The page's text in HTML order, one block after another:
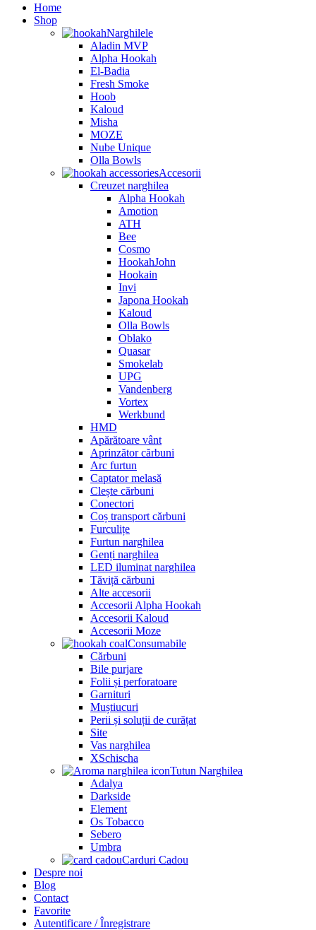
Home
Shop
Narghilele
Aladin MVP
Alpha Hookah
El-Badia
Fresh Smoke
Hoob
Kaloud
Misha
MOZE
Nube Unique
Olla Bowls
Accesorii
Creuzet narghilea
Alpha Hookah
Amotion
ATH
Bee
Cosmo
HookahJohn
Hookain
Invi
Japona Hookah
Kaloud
Olla Bowls
Oblako
Quasar
Smokelab
UPG
Vandenberg
Vortex
Werkbund
HMD
Apărătoare vânt
Aprinzător cărbuni
Arc furtun
Captator melasă
Clește cărbuni
Conectori
Coș transport cărbuni
Furculițe
Furtun narghilea
Genți narghilea
LED iluminat narghilea
Tăviță cărbuni
Alte accesorii
Accesorii Alpha Hookah
Accesorii Kaloud
Accesorii Moze
Consumabile
Cărbuni
Bile purjare
Folii și perforatoare
Garnituri
Muștiucuri
Perii și soluții de curățat
Site
Vas narghilea
XSchischa
Tutun Narghilea
Adalya
Darkside
Element
Os Tobacco
Sebero
Umbra
Carduri Cadou
Despre noi
Blog
Contact
Favorite
Autentificare / Înregistrare